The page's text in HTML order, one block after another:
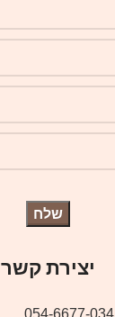
יצירת קשר
054-6677-034